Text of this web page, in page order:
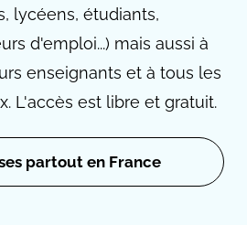
lycéens, étudiants,
d'emploi...) mais aussi à
enseignants et à tous les
L'accès est libre et gratuit.
partout en France